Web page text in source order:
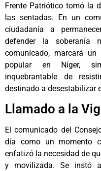
Frente Patriótico tomó la
las sentadas. En un
ciudadanía a
defender la soberanía
comunicado, marcará
popular en Níger,
inquebrantable de
destinado a desestabilizar
Llamado a la
El comunicado del
día como un momento
enfatizó la necesidad de
y movilizada. Se instó